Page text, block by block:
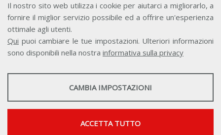
Il nostro sito web utilizza i cookie per aiutarci a migliorarlo, a
fornire il miglior servizio possibile ed a offrire un'esperienza
ottimale agli utenti.
Qui puoi cambiare le tue impostazioni. Ulteriori informazioni
sono disponibili nella nostra informativa sulla privacy
STATISTICHE
Mostra maggiori informazioni
CAMBIA IMPOSTAZIONI
ACCETTA TUTTO
Accesso Aderenti
Accesso Consulta
Accesso Team
Contatti Privacy Trasparenza Credits